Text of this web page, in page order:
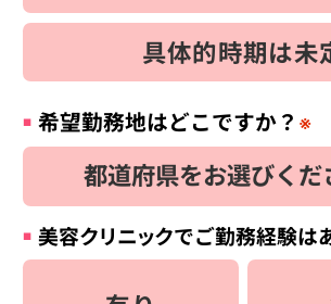
具体的時期は未
希望勤務地はどこですか？ ※
美容クリニックでご勤務経験は